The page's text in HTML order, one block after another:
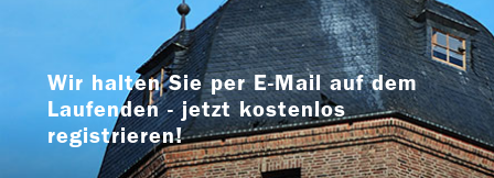
Wir halten Sie per E-Mail auf dem
Laufenden - jetzt kostenlos
registrieren!